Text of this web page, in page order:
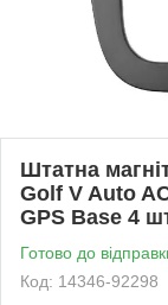
Штатна
Golf V Auto
GPS Base 4
Готово до
Код: 14346-92298